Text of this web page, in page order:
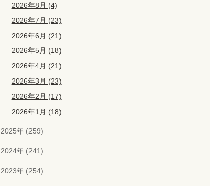
2026年8月 (4)
2026年7月 (23)
2026年6月 (21)
2026年5月 (18)
2026年4月 (21)
2026年3月 (23)
2026年2月 (17)
2026年1月 (18)
2025年 (259)
2024年 (241)
2023年 (254)